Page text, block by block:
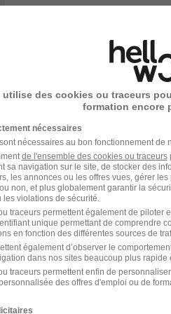
10/25
08/25
Chauffage
07/25
utilise des cookies ou traceurs
formation encore
nécessaires
nécessaires au bon fonctionnement de
de l'ensemble des cookies ou traceurs
sa navigation sur le site, de stocker des
les annonces ou les offres vues, gérer
non, et plus globalement garantir la
les violations de sécurité.
traceurs permettent également de piloter
unique permettant de comprendre
en fonction des différentes sources de
également d’observer le
dans nos sites beaucoup plus rapide
traceurs permettent enfin de
des offres d'emploi ou de